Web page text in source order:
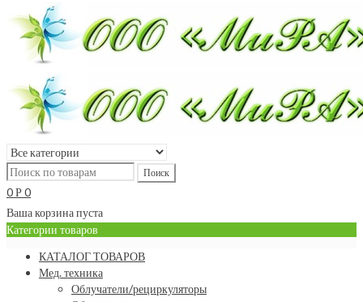
0 Р 0
Ваша корзина пуста
Категории товаров
КАТАЛОГ ТОВАРОВ
Мед. техника
Облучатели/рециркуляторы